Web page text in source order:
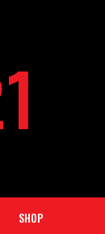
SHOP